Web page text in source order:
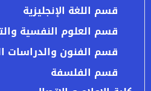
قسم اللغة الإنجليزية
قسم العلوم النفسية
قسم الفنون والدراسات
قسم الفلسفة